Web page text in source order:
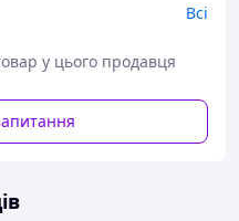
Всі
у цього продавця